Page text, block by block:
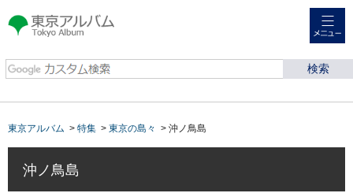
東京アルバム Tokyo
Album
東京アルバム > 特集 > 東京の島々 > 沖ノ鳥島
沖ノ鳥島